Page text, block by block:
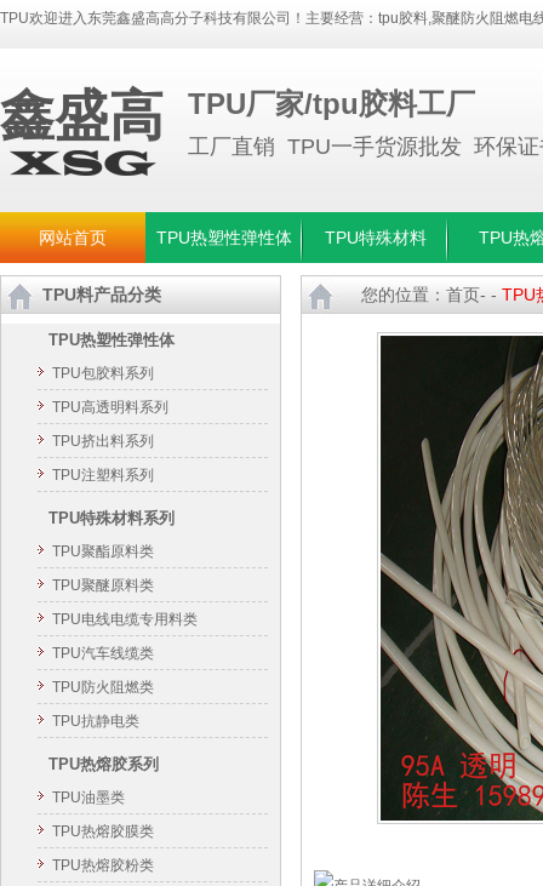
TPU欢迎进入东莞鑫盛高高分子科技有限公司！主要经营： tpu胶料,聚醚防火阻燃电
鑫盛高 TPU厂家/tpu胶料工厂
工厂直销 TPU一手货源批发 环保证
网站首页 TPU热塑性弹性体 TPU特殊材料 TPU热
TPU料产品分类
TPU热塑性弹性体
TPU包胶料系列
TPU高透明料系列
TPU挤出料系列
TPU注塑料系列
TPU特殊材料系列
TPU聚酯原料类
TPU聚醚原料类
TPU电线电缆专用料类
TPU汽车线缆类
TPU防火阻燃类
TPU抗静电类
TPU热熔胶系列
TPU油墨类
TPU热熔胶膜类
TPU热熔胶粉类
您的位置： 首页- - TPU